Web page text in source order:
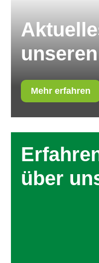
Mehr erfahren
über